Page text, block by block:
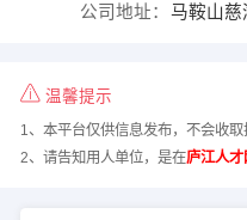
公司地址： 马鞍山慈
温馨提示
1、本平台仅供信息发布，不会收取
2、请告知用人单位，是在庐江人才